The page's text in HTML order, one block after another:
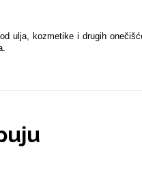
ulja, kozmetike i drugih